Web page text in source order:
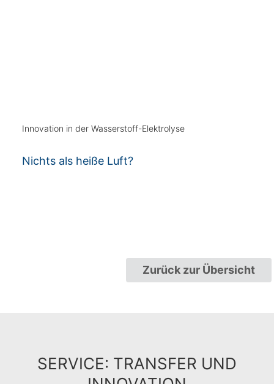
Innovation in der Wasserstoff-Elektrolyse
Nichts als heiße Luft?
Zurück zur Übersicht
SERVICE: TRANSFER UND